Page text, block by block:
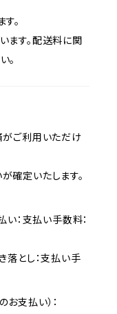
。
ます。配送料に関
。
がご利用いただけ
確定いたします。
い：支払い手数料：
落とし：支払い手
支払い）：